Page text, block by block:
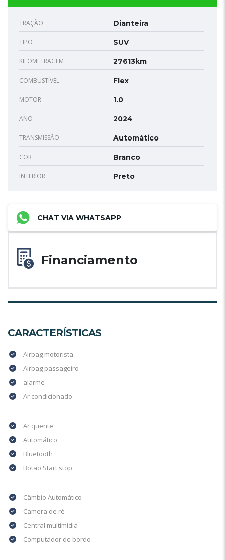
TRAÇÃO Dianteira
TIPO SUV
KILOMETRAGEM 27613km
COMBUSTÍVEL Flex
MOTOR 1.0
ANO 2024
TRANSMISSÃO Automático
COR Branco
INTERIOR Preto
CHAT VIA WHATSAPP
Financiamento
CARACTERÍSTICAS
Airbag motorista
Airbag passageiro
alarme
Ar condicionado
Ar quente
Automático
Bluetooth
Botão Start stop
Câmbio Automático
Camera de ré
Central multimídia
Computador de bordo